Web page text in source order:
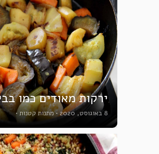
ירקות מאודים כמו
8 באוגוסט, 2020 • מתנות קטנות •